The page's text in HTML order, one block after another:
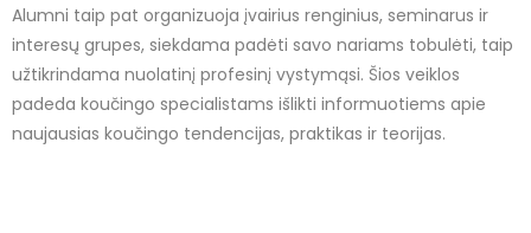
Alumni taip pat organizuoja įvairius renginius, seminarus ir
interesų grupes, siekdama padėti savo nariams tobulėti, taip
užtikrindama nuolatinį profesinį vystymąsi. Šios veiklos
padeda koučingo specialistams išlikti informuotiems apie
naujausias koučingo tendencijas, praktikas ir teorijas.